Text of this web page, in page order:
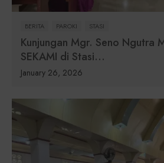
BERITA PAROKI STASI
Kunjungan Mgr. Seno Ngutra
SEKAMI di Stasi...
January 26, 2026